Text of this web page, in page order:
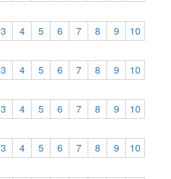
3 4 5 6 7 8 9
10
3 4 5 6 7 8 9
10
3 4 5 6 7 8 9
10
3 4 5 6 7 8 9
10